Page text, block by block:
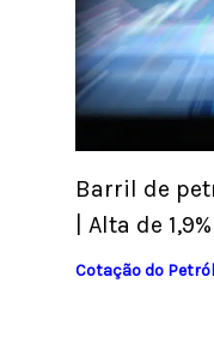
Barril de
| Alta de 1,9%
Cotação do